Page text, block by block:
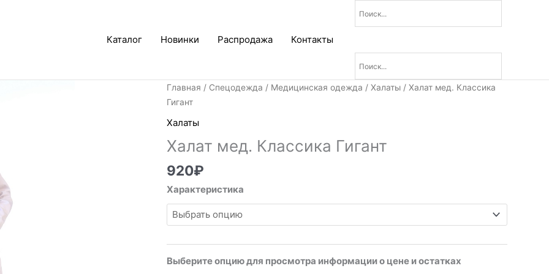
Каталог Новинки Распродажа Контакты
Главная / Спецодежда / Медицинская одежда /Халаты / Халат мед. Классика
Гигант
Халаты
Халат мед. Классика Гигант
920₽
Характеристика
Выберите опцию для просмотра информации о цене и остатках